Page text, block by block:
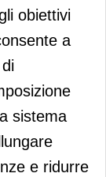
obiettivi
a
sistema
e ridurre